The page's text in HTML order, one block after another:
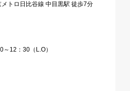
トロ日比谷線 中目黒駅 徒歩7分
12：30（L.O）